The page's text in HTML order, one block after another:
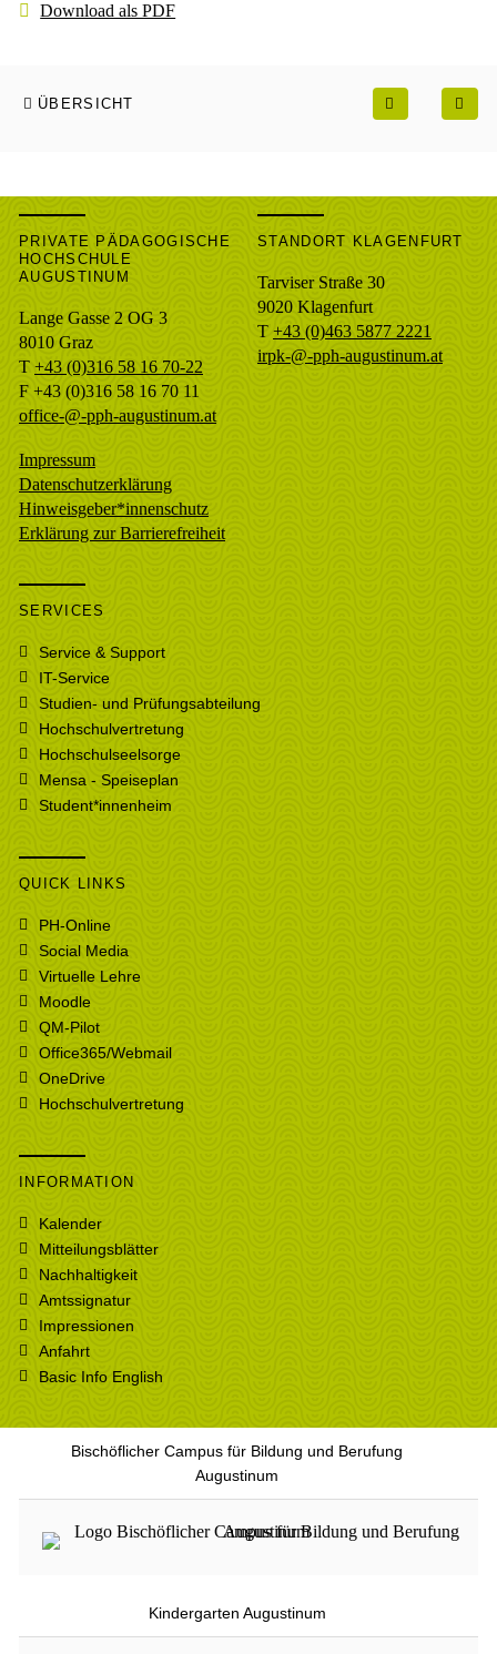
Download als PDF
ÜBERSICHT
PRIVATE PÄDAGOGISCHE
HOCHSCHULE
AUGUSTINUM
Lange Gasse 2 OG 3
8010 Graz
T +43 (0)316 58 16 70-22
F +43 (0)316 58 16 70 11
office-@-pph-augustinum.at
Impressum
Datenschutzerklärung
Hinweisgeber*innenschutz
Erklärung zur Barrierefreiheit
STANDORT KLAGENFURT
Tarviser Straße 30
9020 Klagenfurt
T +43 (0)463 5877 2221
irpk-@-pph-augustinum.at
SERVICES
Service & Support
IT-Service
Studien- und Prüfungsabteilung
Hochschulvertretung
Hochschulseelsorge
Mensa - Speiseplan
Student*innenheim
QUICK LINKS
PH-Online
Social Media
Virtuelle Lehre
Moodle
QM-Pilot
Office365/Webmail
OneDrive
Hochschulvertretung
INFORMATION
Kalender
Mitteilungsblätter
Nachhaltigkeit
Amtssignatur
Impressionen
Anfahrt
Basic Info English
Bischöflicher Campus für Bildung und Berufung
Augustinum
Kindergarten Augustinum